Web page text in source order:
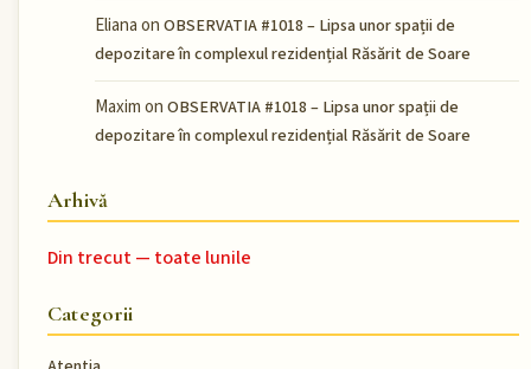
Elianaon OBSERVATIA #1018 – Lipsa unor spații de
depozitare în complexul rezidențial Răsărit de Soare
Maximon OBSERVATIA #1018 – Lipsa unor spații de
depozitare în complexul rezidențial Răsărit de Soare
Arhivă
Din trecut — toate lunile
Categorii